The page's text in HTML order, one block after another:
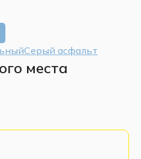
Серый асфальт
места